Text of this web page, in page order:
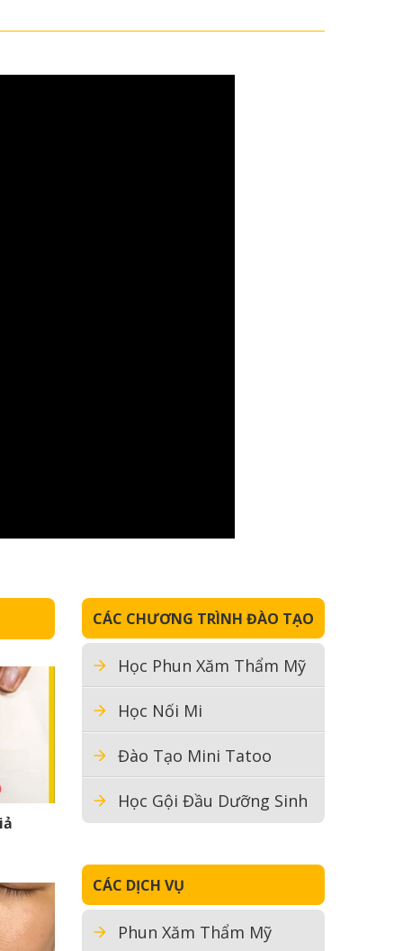
CÁC CHƯƠNG TRÌNH ĐÀO TẠO
Học Phun Xăm Thẩm Mỹ
Học Nối Mi
Đào Tạo Mini Tatoo
Học Gội Đầu Dưỡng Sinh
CÁC DỊCH VỤ
Phun Xăm Thẩm Mỹ